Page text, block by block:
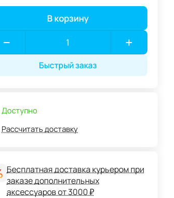
В корзину
Быстрый заказ
Доступно
Рассчитать доставку
Бесплатная доставка курьером при
заказе дополнительных
аксессуаров от 3000 ₽